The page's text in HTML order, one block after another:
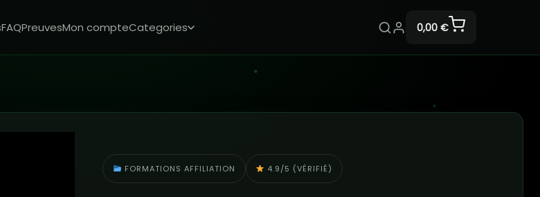
FAQPreuvesMon compteCategories 0,00 €
FORMATIONS AFFILIATION 4.9/5 (VÉRIFIÉ)